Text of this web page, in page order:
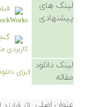
لینک های
پیشنهادی
کاربردی
لینک دانلود
مقاله
(برای